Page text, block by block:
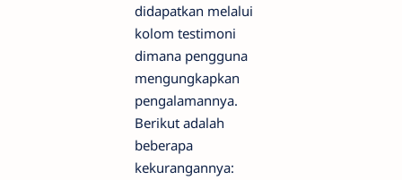
didapatkan melalui
kolom testimoni
dimana pengguna
mengungkapkan
pengalamannya.
Berikut adalah
beberapa
kekurangannya: